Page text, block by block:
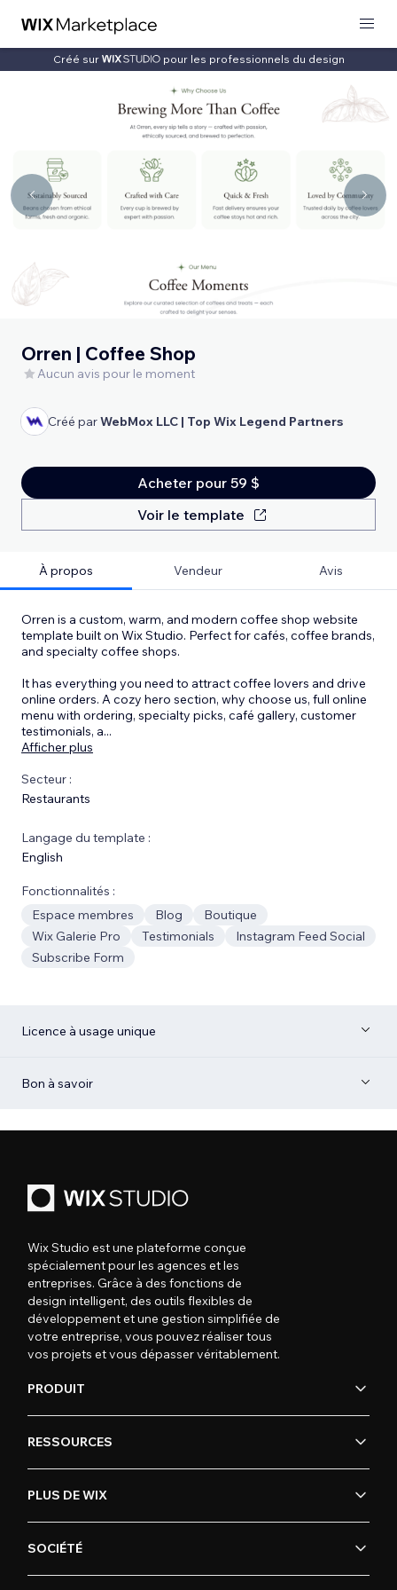
Créé sur pour les professionnels du design
Orren | Coffee Shop
Aucun avis pour le moment
Créé parWebMox LLC | Top Wix Legend Partners
Acheter pour 59 $
Voir le template
À propos Vendeur Avis
Orren is a custom, warm, and modern coffee shop website
template built on Wix Studio. Perfect for cafés, coffee brands,
and specialty coffee shops.
It has everything you need to attract coffee lovers and drive
online orders. A cozy hero section, why choose us, full online
menu with ordering, specialty picks, café gallery, customer
testimonials, a...
Afficher plus
Secteur :
Restaurants
Langage du template :
English
Fonctionnalités :
Espace membres
Blog
Boutique
Wix Galerie Pro
Testimonials
Instagram Feed Social
Subscribe Form
Licence à usage unique
Bon à savoir
Wix Studio est une plateforme conçue
spécialement pour les agences et les
entreprises. Grâce à des fonctions de
design intelligent, des outils flexibles de
développement et une gestion simplifiée de
votre entreprise, vous pouvez réaliser tous
vos projets et vous dépasser véritablement.
PRODUIT
RESSOURCES
PLUS DE WIX
SOCIÉTÉ